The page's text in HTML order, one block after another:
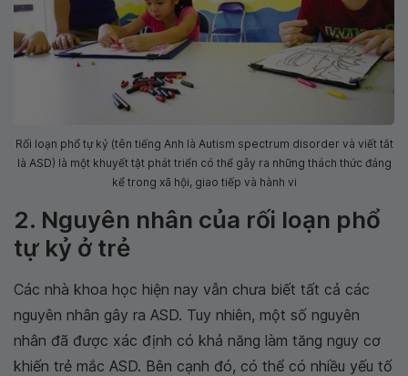
Rối loạn phổ tự kỷ (tên tiếng Anh là Autism spectrum disorder và viết tắt
là ASD) là một khuyết tật phát triển có thể gây ra những thách thức đáng
kể trong xã hội, giao tiếp và hành vi
2. Nguyên nhân của rối loạn phổ
tự kỷ ở trẻ
Các nhà khoa học hiện nay vẫn chưa biết tất cả các
nguyên nhân gây ra ASD. Tuy nhiên, một số nguyên
nhân đã được xác định có khả năng làm tăng nguy cơ
khiến trẻ mắc ASD. Bên cạnh đó, có thể có nhiều yếu tố